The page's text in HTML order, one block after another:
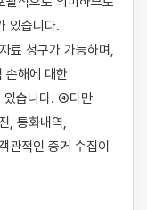
있습니다.
료 청구가 가능하며,
손해에 대한
있습니다. ④다만
, 통화내역,
관적인 증거 수집이